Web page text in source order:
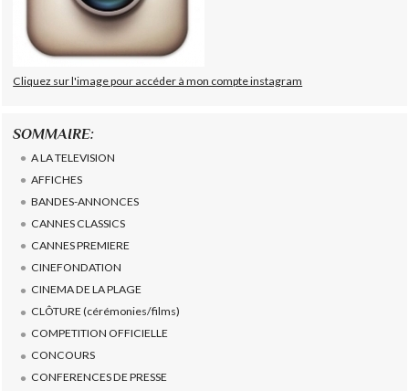
Cliquez sur l'image pour accéder à mon compte instagram
SOMMAIRE:
A LA TELEVISION
AFFICHES
BANDES-ANNONCES
CANNES CLASSICS
CANNES PREMIERE
CINEFONDATION
CINEMA DE LA PLAGE
CLÔTURE (cérémonies/films)
COMPETITION OFFICIELLE
CONCOURS
CONFERENCES DE PRESSE